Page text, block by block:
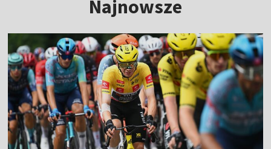
Najnowsze